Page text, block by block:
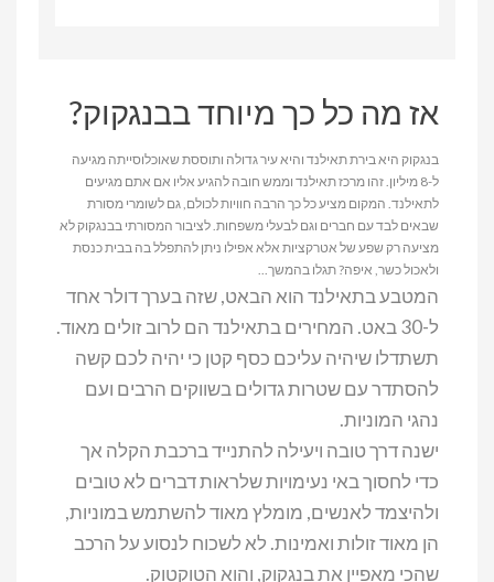
אז מה כל כך מיוחד בבנגקוק?
בנגקוק היא בירת תאילנד והיא עיר גדולה ותוססת שאוכלוסייתה מגיעה
ל-8 מיליון. זהו מרכז תאילנד וממש חובה להגיע אליו אם אתם מגיעים
לתאילנד. המקום מציע כל כך הרבה חוויות לכולם, גם לשומרי מסורת
שבאים לבד עם חברים וגם לבעלי משפחות. לציבור המסורתי בבנגקוק לא
מציעה רק שפע של אטרקציות אלא אפילו ניתן להתפלל בה בבית כנסת
ולאכול כשר, איפה? תגלו בהמשך...
המטבע בתאילנד הוא הבאט, שזה בערך דולר אחד
ל-30 באט. המחירים בתאילנד הם לרוב זולים מאוד.
תשתדלו שיהיה עליכם כסף קטן כי יהיה לכם קשה
להסתדר עם שטרות גדולים בשווקים הרבים ועם
נהגי המוניות.
ישנה דרך טובה ויעילה להתנייד ברכבת הקלה אך
כדי לחסוך באי נעימויות שלראות דברים לא טובים
ולהיצמד לאנשים, מומלץ מאוד להשתמש במוניות,
הן מאוד זולות ואמינות. לא לשכוח לנסוע על הרכב
שהכי מאפיין את בנגקוק, והוא הטוקטוק.